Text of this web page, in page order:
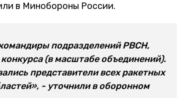
в Минобороны России.
подразделений РВСН,
(в масштабе объединений).
представители всех ракетных
- уточнили в оборонном